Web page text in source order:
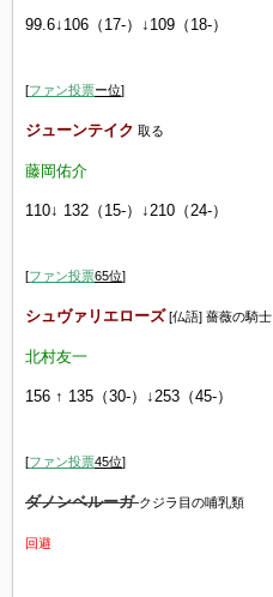
99.6↓106（17-）↓109（18-）
[ファン投票ー位]
ジューンテイク 取る
藤岡佑介
110↓ 132（15-）↓210（24-）
[ファン投票65位]
シュヴァリエローズ [仏語] 薔薇の騎士
北村友一
156 ↑ 135（30-）↓253（45-）
[ファン投票45位]
ダノンベルーガクジラ目の哺乳類
回避